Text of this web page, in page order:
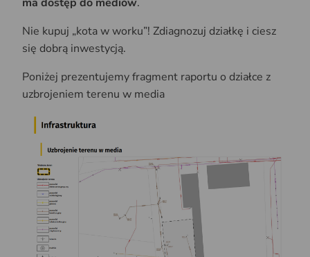
Nie kupuj „kota w worku”! Zdiagnozuj działkę i ciesz
się dobrą inwestycją.
Poniżej prezentujemy fragment raportu o działce z
uzbrojeniem terenu w media